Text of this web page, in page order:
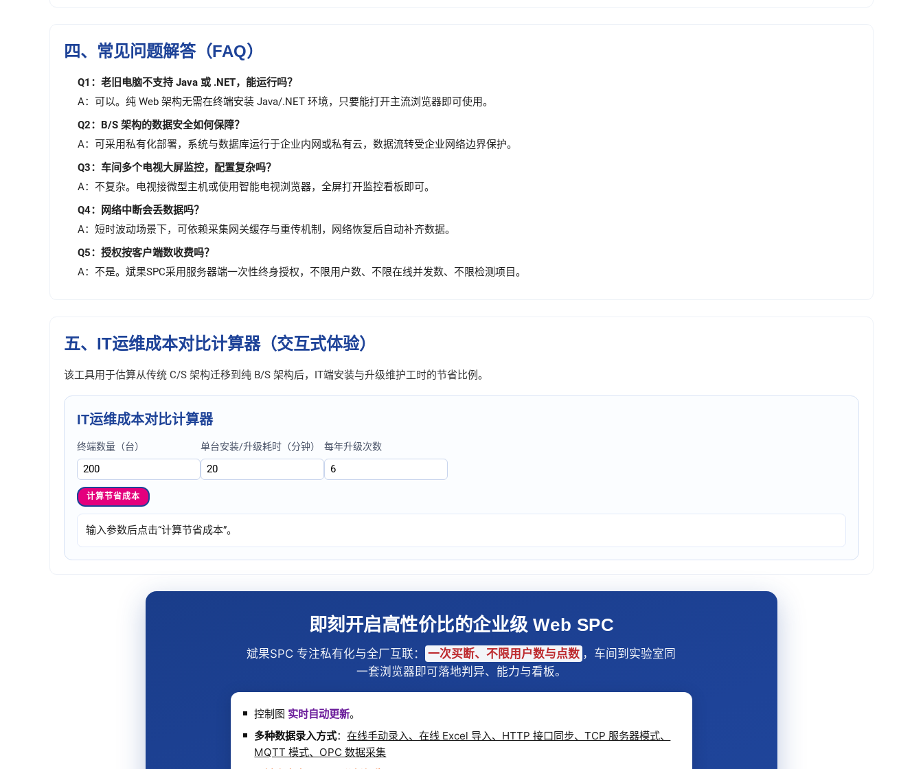
四、常见问题解答（FAQ）
Q1：老旧电脑不支持 Java 或 .NET，能运行吗？
A：可以。纯 Web 架构无需在终端安装 Java/.NET 环境，只要能打开主流浏览器即可使用。
Q2：B/S 架构的数据安全如何保障？
A：可采用私有化部署，系统与数据库运行于企业内网或私有云，数据流转受企业网络边界保护。
Q3：车间多个电视大屏监控，配置复杂吗？
A：不复杂。电视接微型主机或使用智能电视浏览器，全屏打开监控看板即可。
Q4：网络中断会丢数据吗？
A：短时波动场景下，可依赖采集网关缓存与重传机制，网络恢复后自动补齐数据。
Q5：授权按客户端数收费吗？
A：不是。斌果SPC采用服务器端一次性终身授权，不限用户数、不限在线并发数、不限检测项目。
五、IT运维成本对比计算器（交互式体验）
该工具用于估算从传统 C/S 架构迁移到纯 B/S 架构后，IT端安装与升级维护工时的节省比例。
IT运维成本对比计算器
终端数量（台） 单台安装/升级耗时（分钟） 每年升级次数
计算节省成本
输入参数后点击“计算节省成本”。
即刻开启高性价比的企业级 Web SPC
斌果SPC 专注私有化与全厂互联： 一次买断、不限用户数与点数 ，车间到实验室同
一套浏览器即可落地判异、能力与看板。
控制图 实时自动更新。
多种数据录入方式：在线手动录入、在线 Excel 导入、HTTP 接口同步、TCP 服务器模式、
MQTT 模式、OPC 数据采集